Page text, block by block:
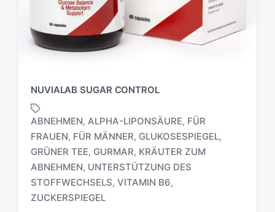
NUVIALAB SUGAR CONTROL
c
h
l
ABNEHMEN, ALPHA-LIPONSÄURE, FÜR
FRAUEN, FÜR MÄNNER, GLUKOSESPIEGEL,
GRÜNER TEE, GURMAR, KRÄUTER ZUM
ABNEHMEN, UNTERSTÜTZUNG DES
STOFFWECHSELS, VITAMIN B6,
ZUCKERSPIEGEL